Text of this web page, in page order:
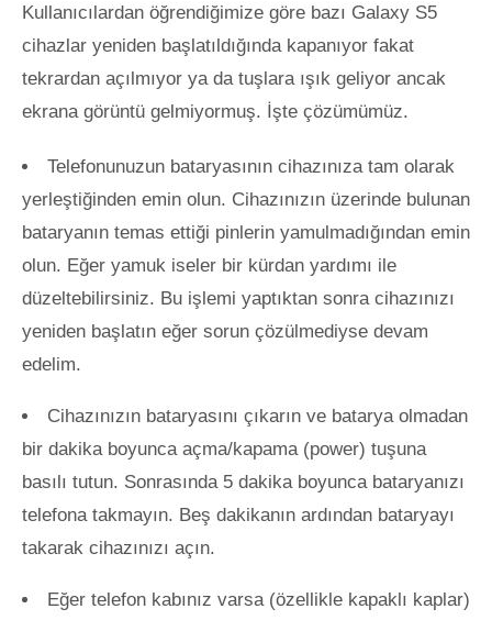
Kullanıcılardan öğrendiğimize göre bazı Galaxy S5
cihazlar yeniden başlatıldığında kapanıyor fakat
tekrardan açılmıyor ya da tuşlara ışık geliyor ancak
ekrana görüntü gelmiyormuş. İşte çözümümüz.
Telefonunuzun bataryasının cihazınıza tam olarak
yerleştiğinden emin olun. Cihazınızın üzerinde bulunan
bataryanın temas ettiği pinlerin yamulmadığından emin
olun. Eğer yamuk iseler bir kürdan yardımı ile
düzeltebilirsiniz. Bu işlemi yaptıktan sonra cihazınızı
yeniden başlatın eğer sorun çözülmediyse devam
edelim.
Cihazınızın bataryasını çıkarın ve batarya olmadan
bir dakika boyunca açma/kapama (power) tuşuna
basılı tutun. Sonrasında 5 dakika boyunca bataryanızı
telefona takmayın. Beş dakikanın ardından bataryayı
takarak cihazınızı açın.
Eğer telefon kabınız varsa (özellikle kapaklı kaplar)